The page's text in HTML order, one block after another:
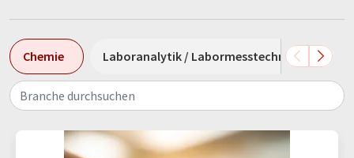
Chemie Laboranalytik / Labormesstechnik
Branche durchsuchen